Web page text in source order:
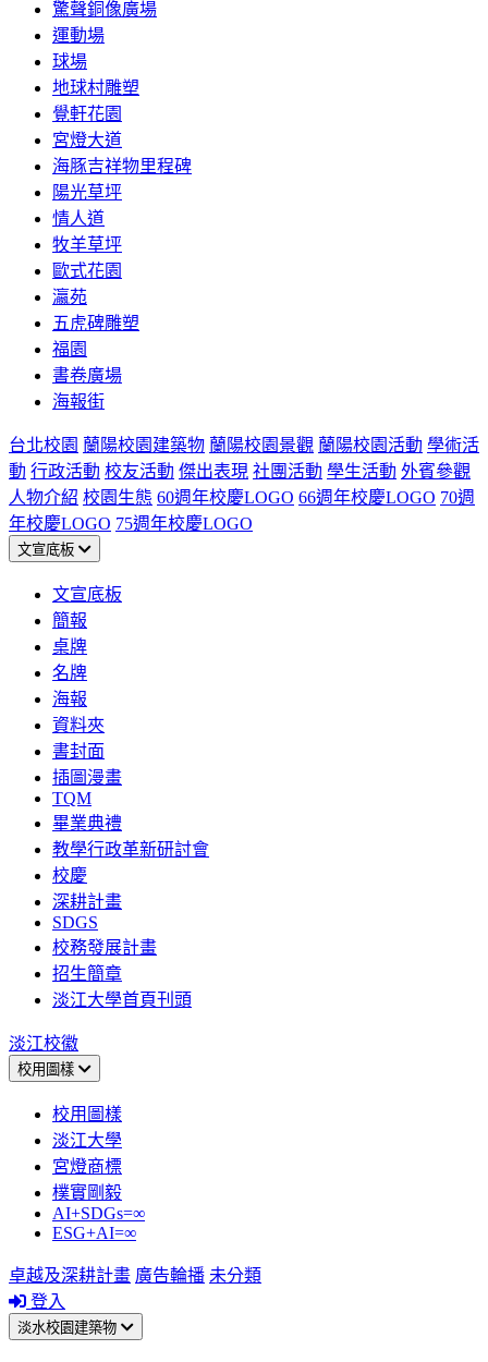
驚聲銅像廣場
運動場
球場
地球村雕塑
覺軒花園
宮燈大道
海豚吉祥物里程碑
陽光草坪
情人道
牧羊草坪
歐式花園
瀛苑
五虎碑雕塑
福園
書卷廣場
海報街
台北校園 蘭陽校園建築物 蘭陽校園景觀 蘭陽校園活動 學術活
動 行政活動 校友活動 傑出表現 社團活動 學生活動 外賓參觀
人物介紹 校園生態 60週年校慶LOGO 66週年校慶LOGO 70週
年校慶LOGO 75週年校慶LOGO
文宣底板
文宣底板
簡報
桌牌
名牌
海報
資料夾
書封面
插圖漫畫
TQM
畢業典禮
教學行政革新研討會
校慶
深耕計畫
SDGS
校務發展計畫
招生簡章
淡江大學首頁刊頭
淡江校徽
校用圖樣
校用圖樣
淡江大學
宮燈商標
樸實剛毅
AI+SDGs=∞
ESG+AI=∞
卓越及深耕計畫 廣告輪播 未分類
登入
淡水校園建築物